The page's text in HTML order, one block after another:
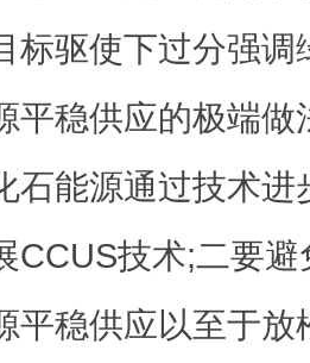
标驱使下过分强调
平稳供应的极端
石能源通过技术进
CCUS技术;二要
平稳供应以至于放